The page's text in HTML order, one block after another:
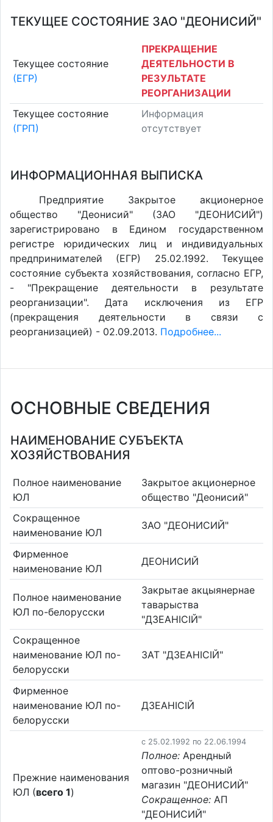
ТЕКУЩЕЕ СОСТОЯНИЕ ЗАО "ДЕОНИСИЙ"
Текущее состояние
(ЕГР)
ПРЕКРАЩЕНИЕ
ДЕЯТЕЛЬНОСТИ В
РЕЗУЛЬТАТЕ
РЕОРГАНИЗАЦИИ
Текущее состояние
(ГРП)
Информация
отсутствует
ИНФОРМАЦИОННАЯ ВЫПИСКА
Предприятие Закрытое акционерное
общество "Деонисий" (ЗАО "ДЕОНИСИЙ")
зарегистрировано в Едином государственном
регистре юридических лиц и индивидуальных
предпринимателей (ЕГР) 25.02.1992. Текущее
состояние субъекта хозяйствования, согласно ЕГР,
- "Прекращение деятельности в результате
реорганизации". Дата исключения из ЕГР
(прекращения деятельности в связи с
реорганизацией) - 02.09.2013. Подробнее...
ОСНОВНЫЕ СВЕДЕНИЯ
НАИМЕНОВАНИЕ СУБЪЕКТА
ХОЗЯЙСТВОВАНИЯ
Полное наименование
ЮЛ
Закрытое акционерное
общество "Деонисий"
Сокращенное
наименование ЮЛ
ЗАО "ДЕОНИСИЙ"
Фирменное
наименование ЮЛ
ДЕОНИСИЙ
Полное наименование
ЮЛ по-белорусски
Закрытае акцыянернае
таварыства
"ДЗЕАНIСIЙ"
Сокращенное
наименование ЮЛ по-
белорусски
ЗАТ "ДЗЕАНIСIЙ"
Фирменное
наименование ЮЛ по-
белорусски
ДЗЕАНIСIЙ
Прежние наименования
ЮЛ (всего 1)
c 25.02.1992 по 22.06.1994
Полное: Арендный
оптово-розничный
магазин "ДЕОНИСИЙ"
Сокращенное: АП
"ДЕОНИСИЙ"